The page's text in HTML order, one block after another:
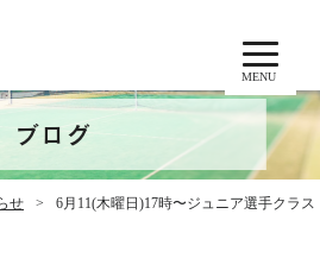
MENU
ブログ
せ 6月11(木曜日)17時〜ジュニア選手クラス